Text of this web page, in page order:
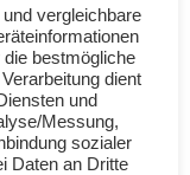
vergleichbare
bestmögliche
dient
und
Messung,
sozialer
Daten an Dritte